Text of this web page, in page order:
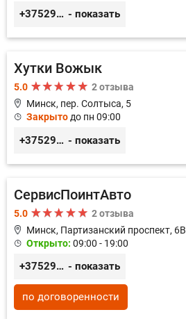
+375296446495 - показать
Хутки Вожык
5.0
2 отзыва
Минск, пер. Солтыса, 5
Закрытодо пн 09:00
+375293714433 - показать
СервисПоинтАвто
5.0
2 отзыва
Минск, Партизанский проспект, 6В
Открыто: 09:00 - 19:00
+375296035003 - показать
по договоренности